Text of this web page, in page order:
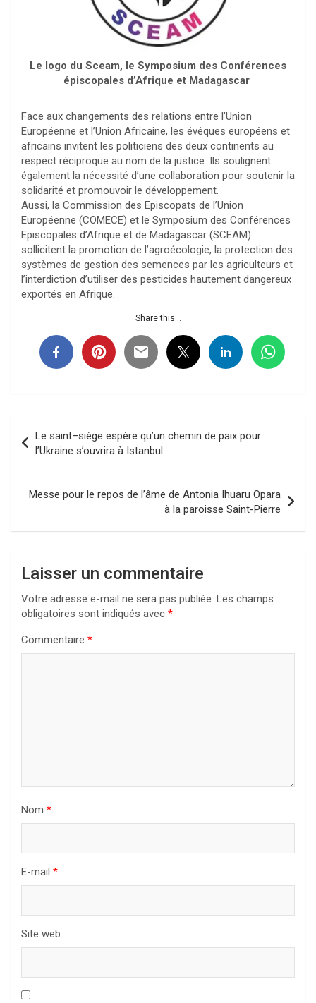
Le logo du Sceam, le Symposium des Conférences
épiscopales d’Afrique et Madagascar
Face aux changements des relations entre l’Union
Européenne et l’Union Africaine, les évêques européens et
africains invitent les politiciens des deux continents au
respect réciproque au nom de la justice. Ils soulignent
également la nécessité d’une collaboration pour soutenir la
solidarité et promouvoir le développement.
Aussi, la Commission des Episcopats de l’Union
Européenne (COMECE) et le Symposium des Conférences
Episcopales d’Afrique et de Madagascar (SCEAM)
sollicitent la promotion de l’agroécologie, la protection des
systèmes de gestion des semences par les agriculteurs et
l’interdiction d’utiliser des pesticides hautement dangereux
exportés en Afrique.
Share this...
de
l’article
Le saint–siège espère qu’un chemin de paix pour
l’Ukraine s’ouvrira à Istanbul
Messe pour le repos de l’âme de Antonia Ihuaru Opara
à la paroisse Saint-Pierre
Laisser un commentaire
Votre adresse e-mail ne sera pas publiée. Les champs
obligatoires sont indiqués avec *
Commentaire *
Nom *
E-mail *
Site web